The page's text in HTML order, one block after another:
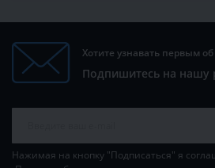
Хотите узнавать первым
Подпишитесь на нашу
Нажимая на кнопку "Подписаться" я